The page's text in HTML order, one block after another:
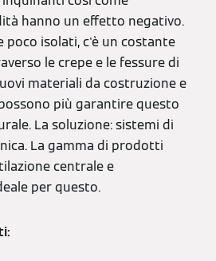
hanno un effetto negativo.
poco isolati, c'è un costante
le crepe e le fessure di
materiali da costruzione e
più garantire questo
La soluzione: sistemi di
La gamma di prodotti
centrale e
per questo.